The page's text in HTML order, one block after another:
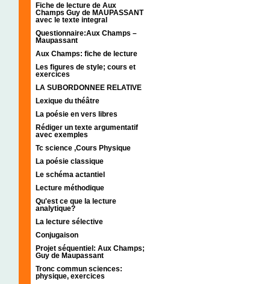
Fiche de lecture de Aux
Champs Guy de MAUPASSANT
avec le texte integral
Questionnaire:Aux Champs –
Maupassant
Aux Champs: fiche de lecture
Les figures de style; cours et
exercices
LA SUBORDONNEE RELATIVE
Lexique du théâtre
La poésie en vers libres
Rédiger un texte argumentatif
avec exemples
Tc science ,Cours Physique
La poésie classique
Le schéma actantiel
Lecture méthodique
Qu'est ce que la lecture
analytique?
La lecture sélective
Conjugaison
Projet séquentiel: Aux Champs;
Guy de Maupassant
Tronc commun sciences:
physique, exercices